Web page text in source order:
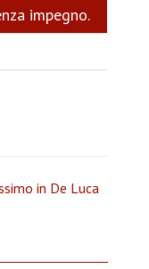
impegno.
in De Luca